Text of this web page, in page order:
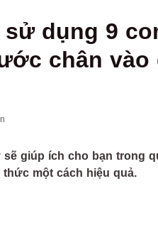
dụng 9
chân vào
sẽ giúp ích cho bạn trong
một cách hiệu quả.